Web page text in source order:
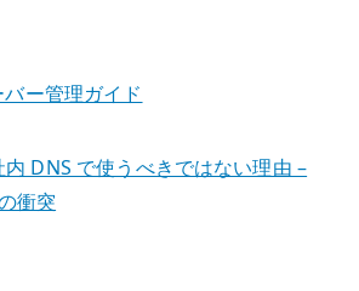
ー管理ガイド
DNS で使うべきではない理由 –
衝突